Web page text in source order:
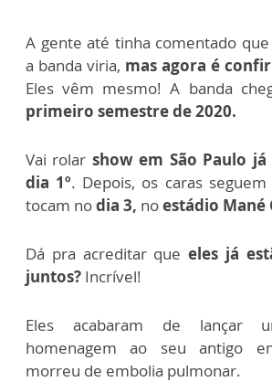
A gente até tinha comentado
a banda viria, mas agora é
Eles vêm mesmo! A banda
primeiro semestre de 2020.
Vai rolar show em São Paulo
dia 1º. Depois, os caras seguem
tocam nodia 3, noestádio Mané
Dá pra acreditar queeles já
juntos? Incrível!
Eles acabaram de lançar
homenagem ao seu antigo
morreu de embolia pulmonar.